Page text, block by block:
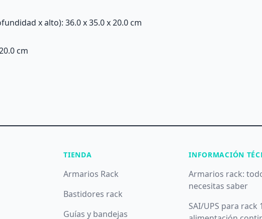
x alto): 36.0 x 35.0 x 20.0 cm
cm
TIENDA
Armarios Rack
Bastidores rack
Guías y bandejas
INFORMACIÓN
Armarios rack:
necesitas saber
SAI/UPS para rack